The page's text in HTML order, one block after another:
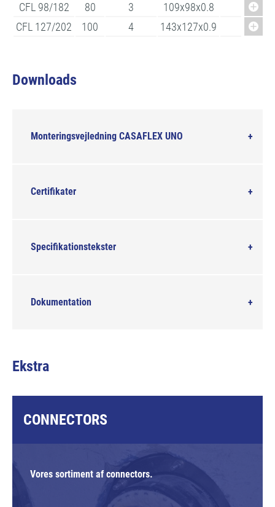
CFL 98/182
80 3 109x98x0.8
182
CFL 127/202
100 4 143x127x0.9 210
Downloads
Monteringsvejledning CASAFLEX UNO
Certifikater
Specifikationstekster
Dokumentation
Ekstra
CONNECTORS
Vores sortiment af connectors.